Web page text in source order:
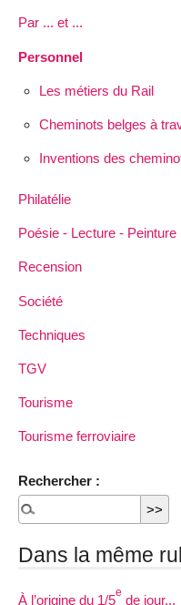
Par ... et ...
Personnel
Les métiers du Rail
Cheminots belges à
Inventions des
Philatélie
Poésie - Lecture - Peinture
Recension
Société
Techniques
TGV
Tourisme
Tourisme ferroviaire
Rechercher :
Dans la même
À l’origine du 1/5e de jour...